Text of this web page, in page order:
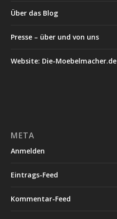
Über das Blog
Presse – über und von uns
Website: Die-Moebelmacher.de
META
Anmelden
Eintrags-Feed
Kommentar-Feed